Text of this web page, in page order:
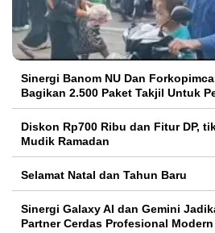
Sinergi Banom NU Dan
Bagikan 2.500 Paket Takjil Untuk
Diskon Rp700 Ribu dan Fitur DP,
Mudik Ramadan
Selamat Natal dan Tahun Baru
Sinergi Galaxy AI dan Gemini
Partner Cerdas Profesional Modern